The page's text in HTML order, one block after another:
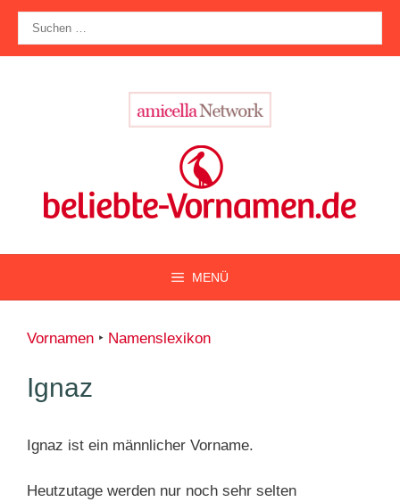
Zum
Inhalt
springen
nach:
MENÜ
Vornamen ‣ Namenslexikon
Ignaz
Ignaz ist ein männlicher Vorname.
Heutzutage werden nur noch sehr selten